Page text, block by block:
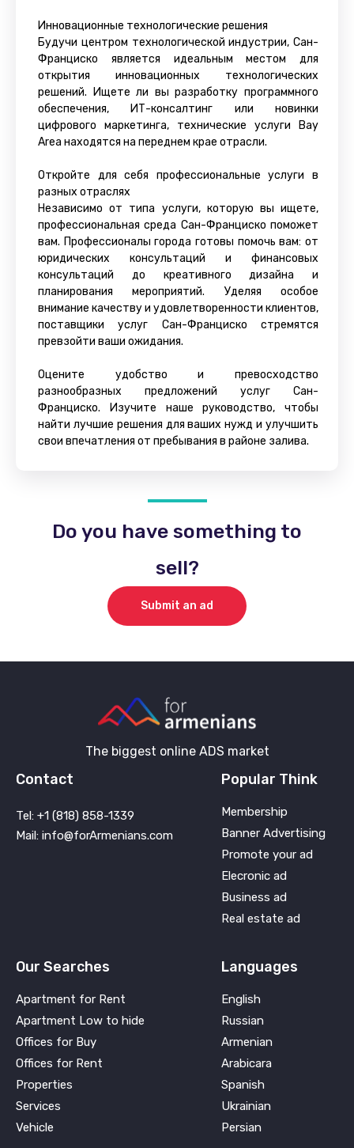
Инновационные технологические решения
Будучи центром технологической индустрии, Сан-
Франциско является идеальным местом для
открытия инновационных технологических
решений. Ищете ли вы разработку программного
обеспечения, ИТ-консалтинг или новинки
цифрового маркетинга, технические услуги Bay
Area находятся на переднем крае отрасли.
Откройте для себя профессиональные услуги в
разных отраслях
Независимо от типа услуги, которую вы ищете,
профессиональная среда Сан-Франциско поможет
вам. Профессионалы города готовы помочь вам: от
юридических консультаций и финансовых
консультаций до креативного дизайна и
планирования мероприятий. Уделяя особое
внимание качеству и удовлетворенности клиентов,
поставщики услуг Сан-Франциско стремятся
превзойти ваши ожидания.
Оцените удобство и превосходство
разнообразных предложений услуг Сан-
Франциско. Изучите наше руководство, чтобы
найти лучшие решения для ваших нужд и улучшить
свои впечатления от пребывания в районе залива.
Do you have something to
sell?
Submit an ad
The biggest online ADS market
Contact
Tel: +1 (818) 858-1339
Mail: info@forArmenians.com
Popular Think
Membership
Banner Advertising
Promote your ad
Elecronic ad
Business ad
Real estate ad
Our Searches
Apartment for Rent
Apartment Low to hide
Offices for Buy
Offices for Rent
Properties
Services
Vehicle
Languages
English
Russian
Armenian
Arabicara
Spanish
Ukrainian
Persian